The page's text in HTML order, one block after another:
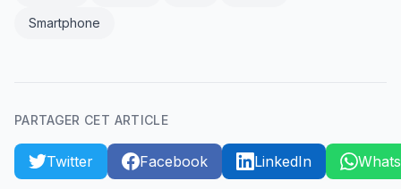
Smartphone
PARTAGER CET ARTICLE
Twitter Facebook LinkedIn